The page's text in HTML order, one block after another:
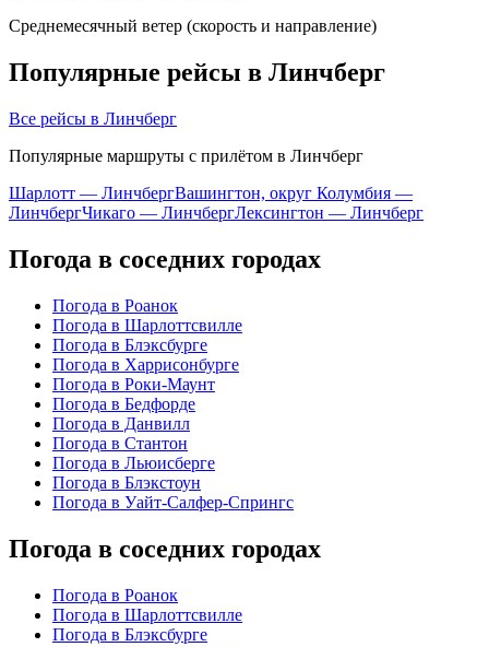
Среднемесячный ветер (скорость и направление)
Популярные рейсы в Линчберг
Все рейсы в Линчберг
Популярные маршруты с прилётом в Линчберг
Шарлотт — ЛинчбергВашингтон, округ Колумбия —
ЛинчбергЧикаго — ЛинчбергЛексингтон — Линчберг
Погода в соседних городах
Погода в Роанок
Погода в Шарлоттсвилле
Погода в Блэксбурге
Погода в Харрисонбурге
Погода в Роки-Маунт
Погода в Бедфорде
Погода в Данвилл
Погода в Стантон
Погода в Льюисберге
Погода в Блэкстоун
Погода в Уайт-Салфер-Спрингс
Погода в соседних городах
Погода в Роанок
Погода в Шарлоттсвилле
Погода в Блэксбурге